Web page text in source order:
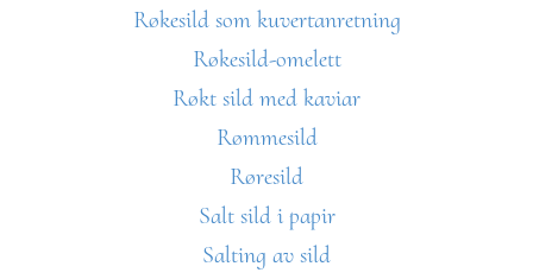
Røkesild som kuvertanretning
Røkesild-omelett
Røkt sild med kaviar
Rømmesild
Røresild
Salt sild i papir
Salting av sild